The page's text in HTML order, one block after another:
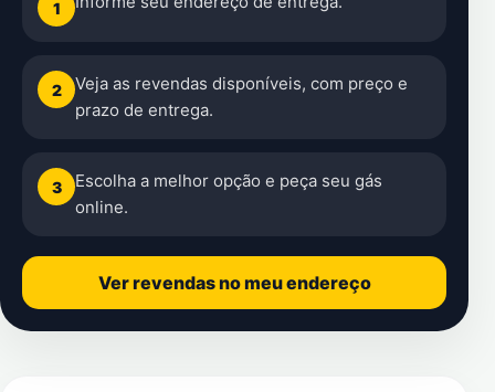
1
2
Veja as revendas disponíveis, com preço e
prazo de entrega.
3
Escolha a melhor opção e peça seu gás
online.
Ver revendas no meu endereço